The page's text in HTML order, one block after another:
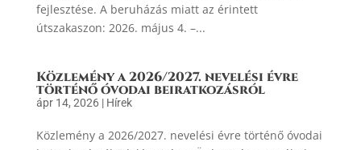
fejlesztése. A beruházás miatt az érintett
útszakaszon: 2026. május 4. –...
Közlemény a 2026/2027. nevelési évre
történő óvodai beiratkozásról
ápr 14, 2026| Hírek
Közlemény a 2026/2027. nevelési évre történő óvodai